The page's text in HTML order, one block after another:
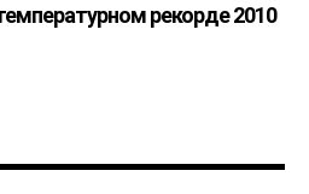
рекорде 2010